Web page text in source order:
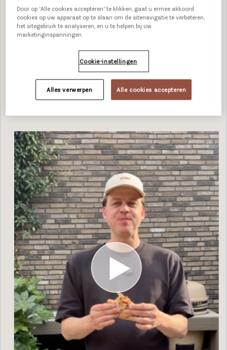
RECEPTEN
Naast het proeven van heerlijke broodjes in de Nederlandse
slag met recepten van de meest geliefde en on-trend
broodjes. En bij een goed recept hoort natuurlijk een
kwalitatief, smaakvol broodje. Onlangs heeft
Broodjestester daarom verschillende recepten gemaakt
Door op “Alle cookies accepteren” te klikken, gaat u ermee akkoord
cookies op uw apparaat op te slaan om de sitenavigatie te verbeteren,
het sitegebruik te analyseren, en u te helpen bij uw
marketinginspanningen.
Cookie-instellingen
Alles verwerpen Alle cookies accepteren